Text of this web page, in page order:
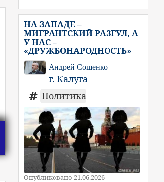
НА ЗАПАДЕ –
МИГРАНТСКИЙ РАЗГУЛ, А
У НАС –
«ДРУЖБОНАРОДНОСТЬ»
Андрей Сошенко
г. Калуга
Политика
Опубликовано 21.06.2026